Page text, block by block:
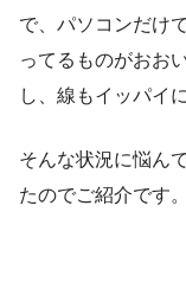
で、パソコンだけ
ってるものがおお
し、線もイッパイ
そんな状況に悩ん
たのでご紹介です。